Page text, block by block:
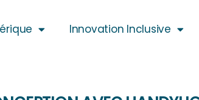
Innovation Inclusive